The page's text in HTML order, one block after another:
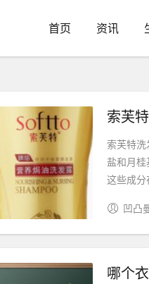
首页 资讯
索芙
索芙特
盐和月
这些成
凹凸
哪个